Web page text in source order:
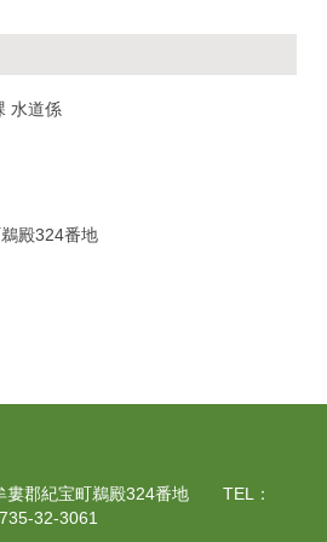
水道係
殿324番地
婁郡紀宝町鵜殿324番地 TEL：
32-3061